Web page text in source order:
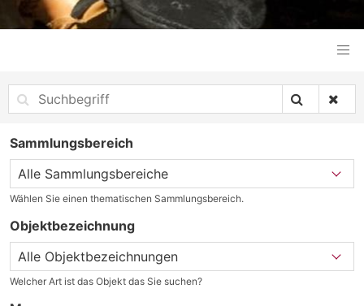
Sammlungsbereich
Wählen Sie einen thematischen Sammlungsbereich.
Objektbezeichnung
Welcher Art ist das Objekt das Sie suchen?